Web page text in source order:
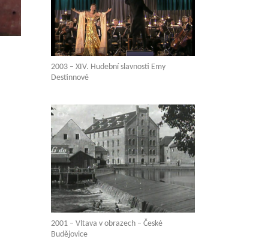
2003 – XIV. Hudební slavnosti Emy
Destinnové
2001 – Vltava v obrazech – České
Budějovice